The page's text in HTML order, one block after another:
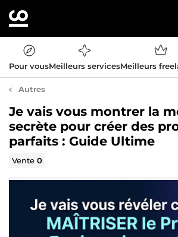
Pour vousMeilleurs servicesMeilleurs
Autres
Je vais vous montrer la
secrète pour créer des
parfaits : Guide Ultime
Vente0